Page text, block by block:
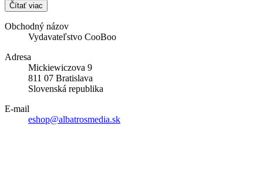
Čítať viac
Obchodný názov
Vydavateľstvo CooBoo
Adresa
Mickiewiczova 9
811 07 Bratislava
Slovenská republika
E-mail
eshop@albatrosmedia.sk